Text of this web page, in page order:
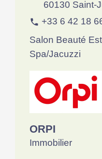
60130 Saint-
phone +33 6 42 18
Salon Beauté
Spa/Jacuzzi
ORPI
Immobilier